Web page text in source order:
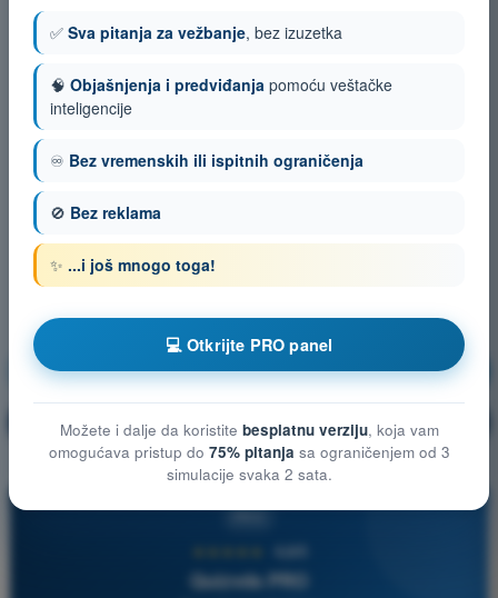
Operativne Procedure Vežbanje!
🔒 PRO Objašnjenje pitanja
4,6/5
Quizvds PRO
✅ Sva pitanja za vežbanje, bez izuzetka
🧠 Objašnjenja i predviđanja pomoću veštačke
inteligencije
♾️ Bez vremenskih ili ispitnih ograničenja
🚫 Bez reklama
✨ ...i još mnogo toga!
💻 Otkrijte PRO panel
Možete i dalje da koristite besplatnu verziju, koja vam
omogućava pristup do 75% pitanja sa ograničenjem od 3
simulacije svaka 2 sata.